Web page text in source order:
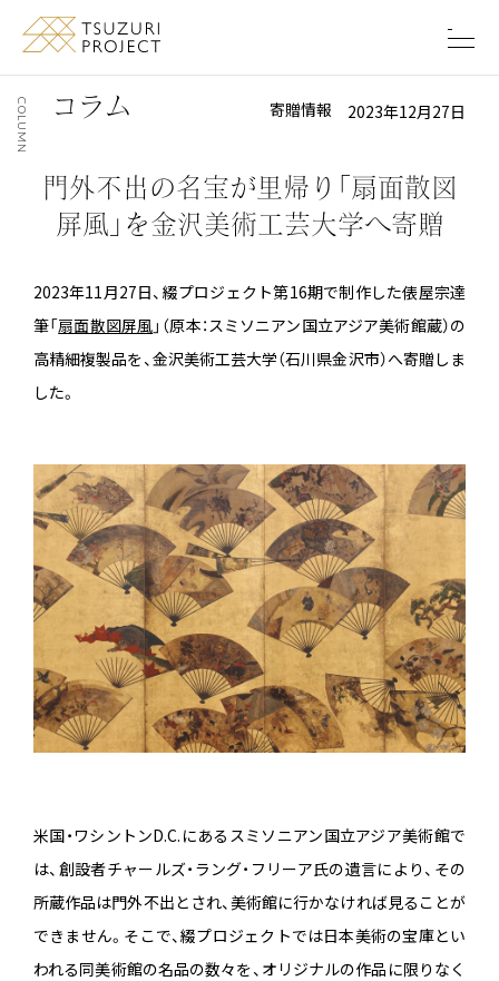
C
O
L
U
M
N
コ ラム 寄贈情報 2023年12月27日
門外不出の名宝が里帰り 「扇面散図
屏風」を金沢美術工芸大学へ寄贈
2023年11月27日、綴プロジェクト第16期で制作した俵屋宗達
筆「扇面散図屏風」（原本：スミソニアン国立アジア美術館蔵）の
高精細複製品を、金沢美術工芸大学（石川県金沢市）へ寄贈しま
した。
米国・ワシントンD.C.にあるスミソニアン国立アジア美術館で
は、創設者チャールズ・ラング・フリーア氏の遺言により、その
所蔵作品は門外不出とされ、美術館に行かなければ見ることが
できません。そこで、綴プロジェクトでは日本美術の宝庫とい
われる同美術館の名品の数々を、オリジナルの作品に限りなく